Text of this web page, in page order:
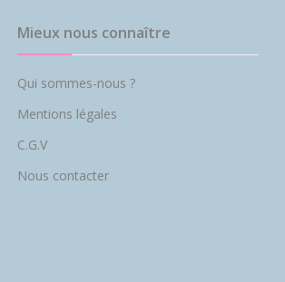
Mieux nous connaître
Qui sommes-nous ?
Mentions légales
C.G.V
Nous contacter